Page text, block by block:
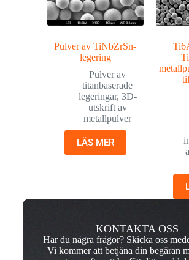
Pulver av TiNbZrSn-
legering
Pulver av
titanbaserade
legeringar, 3D-
utskrift av
metallpulver
LÄS MER
KONTAKTA OSS
Har du några frågor? Skicka oss
Vi kommer att betjäna din begäran